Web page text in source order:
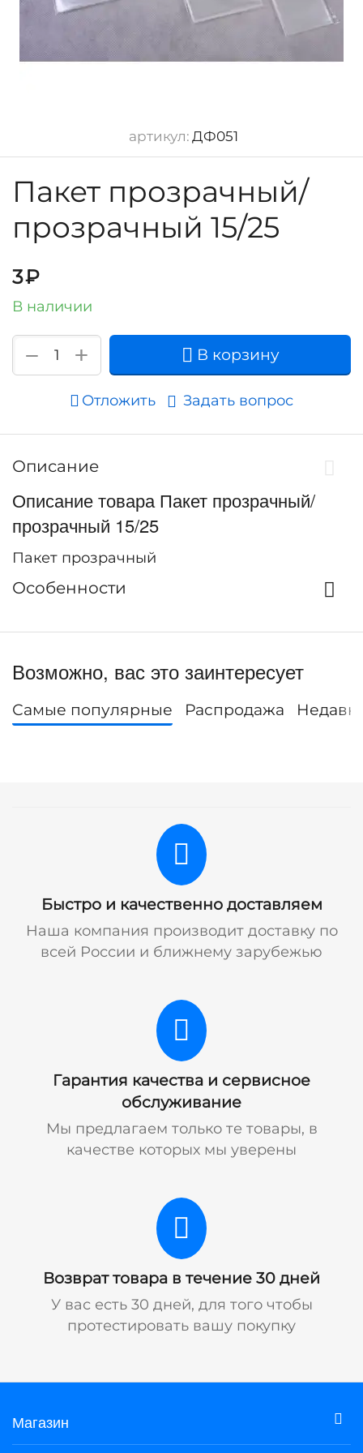
артикул: ДФ051
Пакет прозрачный/
прозрачный 15/25
3₽
В наличии
+
− В корзину
Отложить Задать вопрос
Описание
Описание товара Пакет прозрачный/
прозрачный 15/25
Пакет прозрачный
Особенности
Возможно, вас это заинтересует
Самые популярные Распродажа
Быстро и качественно доставляем
Наша компания производит доставку по
всей России и ближнему зарубежью
Гарантия качества и сервисное
обслуживание
Мы предлагаем только те товары, в
качестве которых мы уверены
Возврат товара в течение 30 дней
У вас есть 30 дней, для того чтобы
протестировать вашу покупку
Магазин